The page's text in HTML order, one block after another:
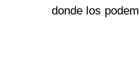
donde los